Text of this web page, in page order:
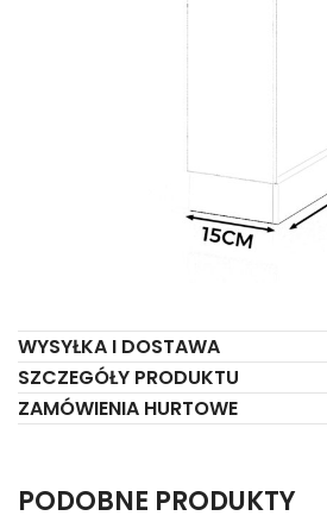
WYSYŁKA I DOSTAWA
SZCZEGÓŁY PRODUKTU
ZAMÓWIENIA HURTOWE
PODOBNE PRODUKTY